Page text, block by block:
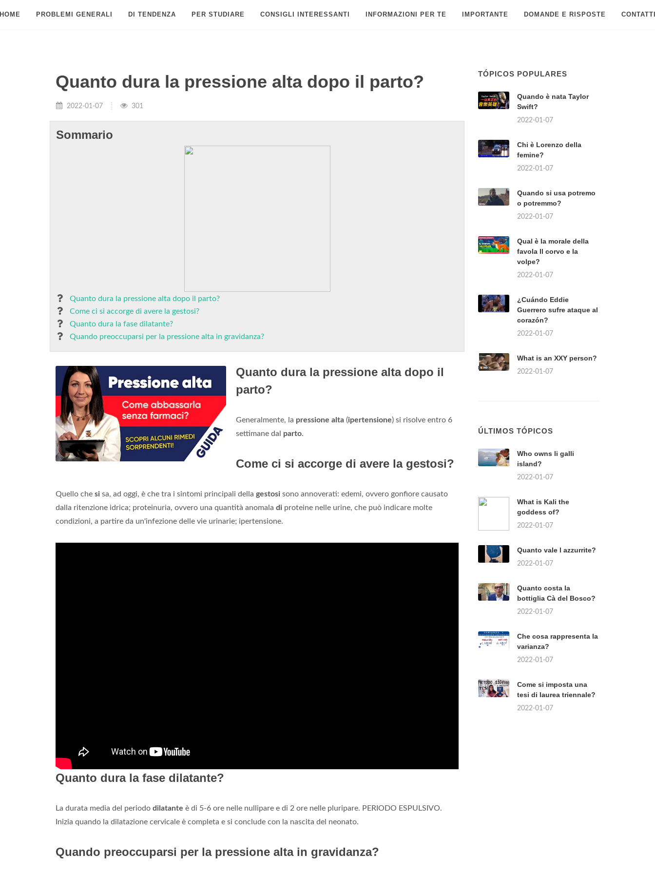
PROBLEMI GENERALI DI TENDENZA PER STUDIARE CONSIGLI INTERESSANTI INFORMAZIONI PER TE IMPORTANTE DOMANDE E RISPOSTE
Quanto dura la pressione alta dopo il parto?
2022-01-07 301
Sommario
Quanto dura la pressione alta dopo il parto?
Come ci si accorge di avere la gestosi?
Quanto dura la fase dilatante?
Quando preoccuparsi per la pressione alta in gravidanza?
Quanto dura la pressione alta dopo il
parto?
Generalmente, la pressione alta (ipertensione) si risolve entro 6
settimane dal parto.
Come ci si accorge di avere la gestosi?
Quello che si sa, ad oggi, è che tra i sintomi principali della gestosi sono annoverati: edemi, ovvero gonfiore causato
dalla ritenzione idrica; proteinuria, ovvero una quantità anomala di proteine nelle urine, che può indicare molte
condizioni, a partire da un'infezione delle vie urinarie; ipertensione.
Quanto dura la fase dilatante?
La durata media del periodo dilatante è di 5-6 ore nelle nullipare e di 2 ore nelle pluripare. PERIODO ESPULSIVO.
Inizia quando la dilatazione cervicale è completa e si conclude con la nascita del neonato.
Quando preoccuparsi per la pressione alta in gravidanza?
TÓPICOS POPULARES
Quando è nata Taylor
Swift?
2022-01-07
Chi è Lorenzo della
femine?
2022-01-07
Quando si usa potremo
o potremmo?
2022-01-07
Qual è la morale della
favola Il corvo e la
volpe?
2022-01-07
¿Cuándo Eddie
Guerrero sufre ataque al
corazón?
2022-01-07
What is an XXY person?
2022-01-07
ÚLTIMOS TÓPICOS
Who owns li galli
island?
2022-01-07
What is Kali the
goddess of?
2022-01-07
Quanto vale l azzurrite?
2022-01-07
Quanto costa la
bottiglia Cà del Bosco?
2022-01-07
Che cosa rappresenta la
varianza?
2022-01-07
Come si imposta una
tesi di laurea triennale?
2022-01-07